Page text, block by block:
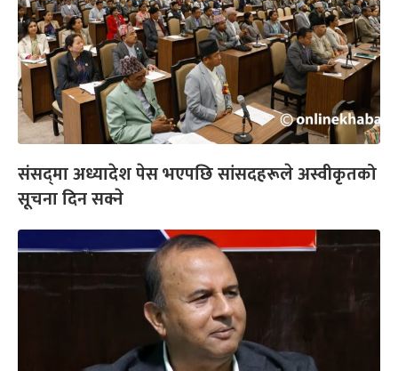
संसद्‍मा अध्यादेश पेस भएपछि सांसदहरूले अस्वीकृतको
सूचना दिन सक्ने